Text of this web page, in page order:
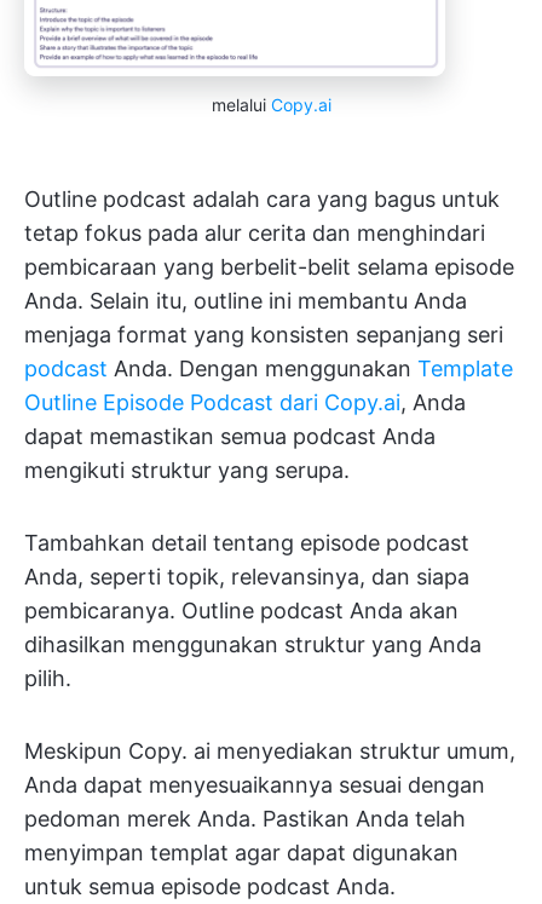
melalui Copy.ai
Outline podcast adalah cara yang bagus untuk
tetap fokus pada alur cerita dan menghindari
pembicaraan yang berbelit-belit selama episode
Anda. Selain itu, outline ini membantu Anda
menjaga format yang konsisten sepanjang seri
podcast Anda. Dengan menggunakan Template
Outline Episode Podcast dari Copy.ai, Anda
dapat memastikan semua podcast Anda
mengikuti struktur yang serupa.
Tambahkan detail tentang episode podcast
Anda, seperti topik, relevansinya, dan siapa
pembicaranya. Outline podcast Anda akan
dihasilkan menggunakan struktur yang Anda
pilih.
Meskipun Copy. ai menyediakan struktur umum,
Anda dapat menyesuaikannya sesuai dengan
pedoman merek Anda. Pastikan Anda telah
menyimpan templat agar dapat digunakan
untuk semua episode podcast Anda.